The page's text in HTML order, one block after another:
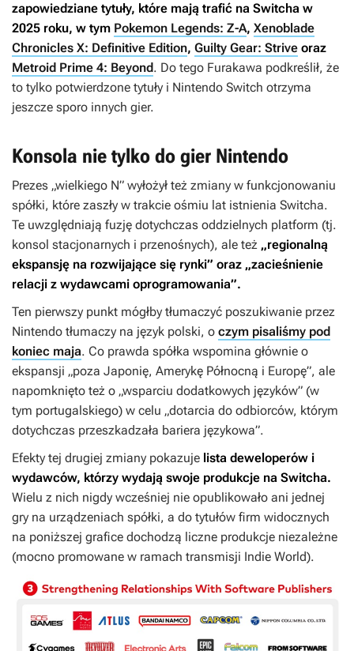
zapowiedziane tytuły, które mają trafić na Switcha w
2025 roku, w tym Pokemon Legends: Z-A, Xenoblade
Chronicles X: Definitive Edition, Guilty Gear: Strive oraz
Metroid Prime 4: Beyond. Do tego Furakawa podkreślił, że
to tylko potwierdzone tytuły i Nintendo Switch otrzyma
jeszcze sporo innych gier.
Konsola nie tylko do gier Nintendo
Prezes „wielkiego N” wyłożył też zmiany w funkcjonowaniu
spółki, które zaszły w trakcie ośmiu lat istnienia Switcha.
Te uwzględniają fuzję dotychczas oddzielnych platform (tj.
konsol stacjonarnych i przenośnych), ale też „regionalną
ekspansję na rozwijające się rynki” oraz „zacieśnienie
relacji z wydawcami oprogramowania”.
Ten pierwszy punkt mógłby tłumaczyć poszukiwanie przez
Nintendo tłumaczy na język polski, o czym pisaliśmy pod
koniec maja. Co prawda spółka wspomina głównie o
ekspansji „poza Japonię, Amerykę Północną i Europę”, ale
napomknięto też o „wsparciu dodatkowych języków” (w
tym portugalskiego) w celu „dotarcia do odbiorców, którym
dotychczas przeszkadzała bariera językowa”.
Efekty tej drugiej zmiany pokazuje lista deweloperów i
wydawców, którzy wydają swoje produkcje na Switcha.
Wielu z nich nigdy wcześniej nie opublikowało ani jednej
gry na urządzeniach spółki, a do tytułów firm widocznych
na poniższej grafice dochodzą liczne produkcje niezależne
(mocno promowane w ramach transmisji Indie World).